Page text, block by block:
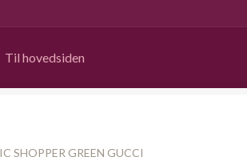
Til hovedsiden
SHOPPER GREEN GUCCI